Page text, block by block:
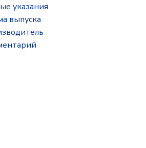
указания
выпуска